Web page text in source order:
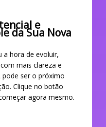
e
da Sua Nova
a hora de evoluir,
mais clareza e
ser o próximo
Clique no botão
agora mesmo.